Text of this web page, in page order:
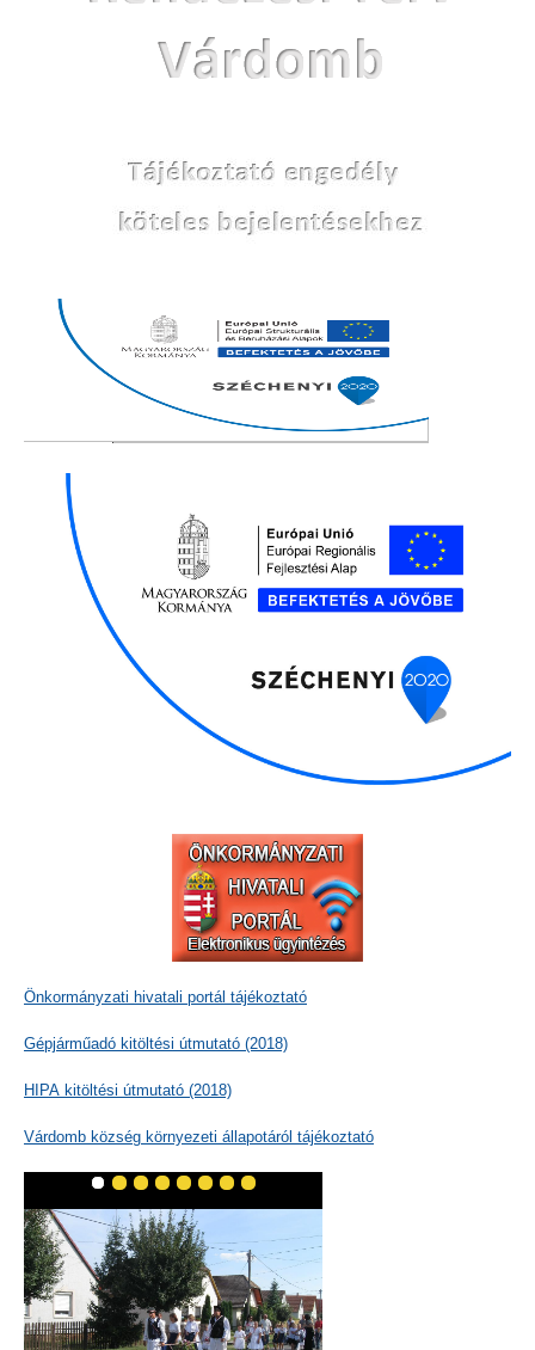
Önkormányzati hivatali portál tájékoztató
Gépjárműadó kitöltési útmutató (2018)
HIPA kitöltési útmutató (2018)
Várdomb község környezeti állapotáról tájékoztató